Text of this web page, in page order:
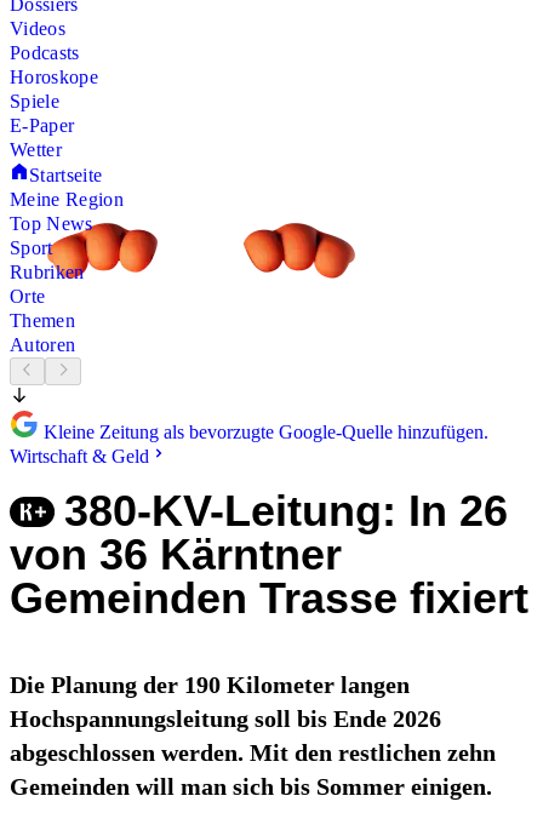
Dossiers
Videos
Podcasts
Horoskope
Spiele
E-Paper
Wetter
Startseite
Meine Region
Top News
Sport
Rubriken
Orte
Themen
Autoren
Kleine Zeitung als bevorzugte Google-Quelle hinzufügen.
Wirtschaft & Geld
380-KV-Leitung: In 26
von 36 Kärntner
Gemeinden Trasse fixiert
Die Planung der 190 Kilometer langen
Hochspannungsleitung soll bis Ende 2026
abgeschlossen werden. Mit den restlichen zehn
Gemeinden will man sich bis Sommer einigen.